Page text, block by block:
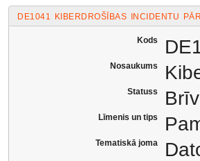
DE1041 KIBERDROŠĪBAS INCIDENTU
Kods
Nosaukums
Statuss
Līmenis un tips
Tematiskā joma